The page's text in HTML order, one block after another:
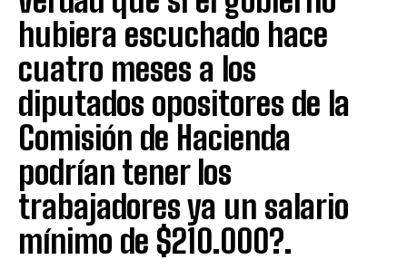
hubiera escuchado hace
cuatro meses a los
diputados opositores de la
Comisión de Hacienda
podrían tener los
trabajadores ya un salario
mínimo de $210.000?.